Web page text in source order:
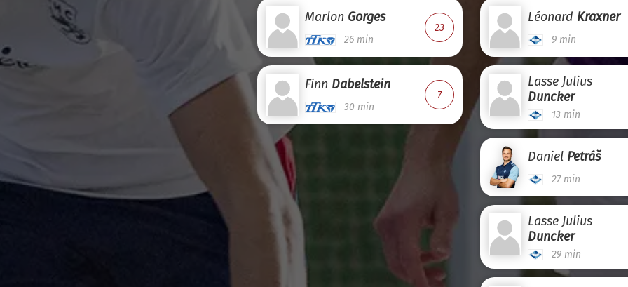
Léonard Kraxner
9 min
Lasse Julius
Duncker
13 min
Marlon Gorges
26 min
23
Daniel Petráš
27 min
Lasse Julius
Duncker
29 min
Finn Dabelstein
30 min
7